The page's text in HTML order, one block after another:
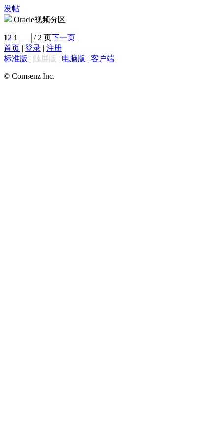
发帖
Oracle视频分区
12 / 2 页下一页
首页 | 登录 | 注册
标准版 | 触屏版 | 电脑版 | 客户端
© Comsenz Inc.